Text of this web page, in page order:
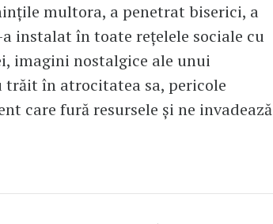
multora, a penetrat biserici, a
instalat în toate rețelele sociale cu
imagini nostalgice ale unui
în atrocitatea sa, pericole
care fură resursele și ne invadează